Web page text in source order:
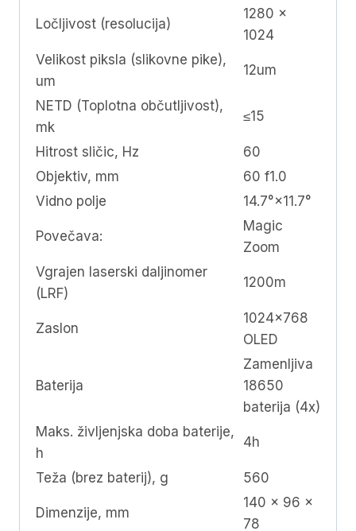
Ločljivost (resolucija)
1280 x
1024
Velikost piksla (slikovne pike),
um
12um
NETD (Toplotna občutljivost),
mk
≤15
Hitrost sličic, Hz
60
Objektiv, mm
60 f1.0
Vidno polje
14.7°×11.7°
Povečava:
Magic
Zoom
Vgrajen laserski daljinomer
(LRF)
1200m
Zaslon
1024×768
OLED
Baterija
Zamenljiva
18650
baterija (4x)
Maks. življenjska doba baterije,
h
4h
Teža (brez baterij), g 560
Dimenzije, mm
140 x 96 x
78